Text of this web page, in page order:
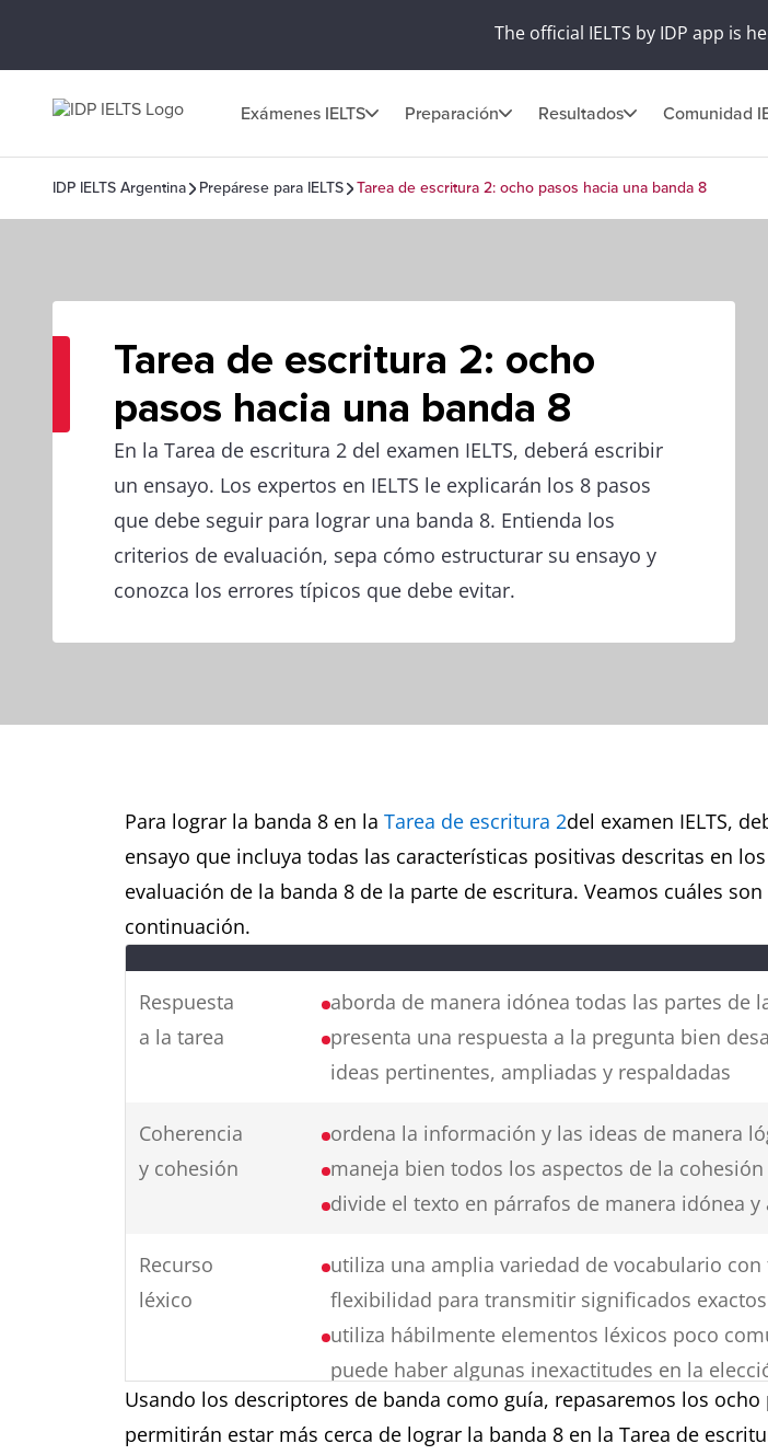
The official IELTS by IDP app is
Exámenes IELTS Preparación Resultados Comunidad
IDP IELTS Argentina Prepárese para IELTS Tarea de escritura 2: ocho pasos hacia una banda 8
Tarea de escritura 2: ocho
pasos hacia una banda 8
En la Tarea de escritura 2 del examen IELTS, deberá escribir
un ensayo. Los expertos en IELTS le explicarán los 8 pasos
que debe seguir para lograr una banda 8. Entienda los
criterios de evaluación, sepa cómo estructurar su ensayo y
conozca los errores típicos que debe evitar.
Para lograr la banda 8 en la Tarea de escritura 2del examen IELTS,
ensayo que incluya todas las características positivas descritas en
evaluación de la banda 8 de la parte de escritura. Veamos cuáles
continuación.
Respuesta
a la tarea
aborda de manera idónea todas las partes de
presenta una respuesta a la pregunta bien
ideas pertinentes, ampliadas y respaldadas
Coherencia
y cohesión
ordena la información y las ideas de manera
maneja bien todos los aspectos de la cohesión
divide el texto en párrafos de manera idónea y
Recurso
léxico
utiliza una amplia variedad de vocabulario con
flexibilidad para transmitir significados exactos
utiliza hábilmente elementos léxicos poco
puede haber algunas inexactitudes en la
palabras y en las colocaciones típicas
comete pocos errores en la ortografía y/o en la
Usando los descriptores de banda como guía, repasaremos los ocho
permitirán estar más cerca de lograr la banda 8 en la Tarea de